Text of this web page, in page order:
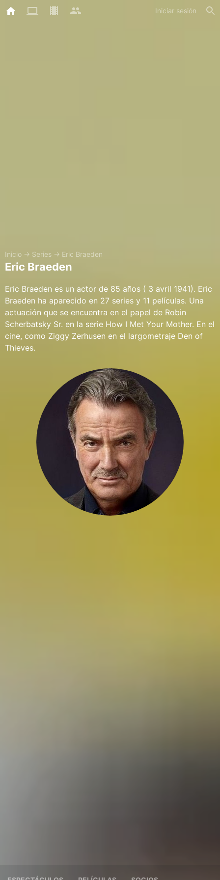
Iniciar sesión
Inicio → Series → Eric Braeden
Eric Braeden
Eric Braeden es un actor de 85 años ( 3 avril 1941). Eric
Braeden ha aparecido en 27 series y 11 películas. Una
actuación que se encuentra en el papel de Robin
Scherbatsky Sr. en la serie How I Met Your Mother. En el
cine, como Ziggy Zerhusen en el largometraje Den of
Thieves.